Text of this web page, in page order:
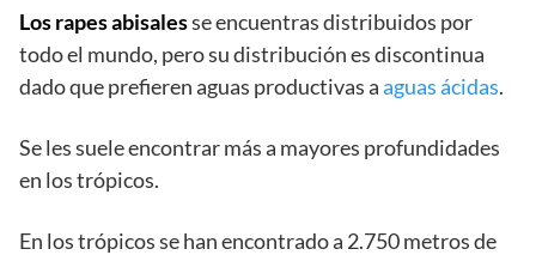
Los rapes abisalesse encuentras distribuidos por
todo el mundo, pero su distribución es discontinua
dado que prefieren aguas productivas aaguas ácidas.
Se les suele encontrar más a mayores profundidades
en los trópicos.
En los trópicos se han encontrado a 2.750 metros de